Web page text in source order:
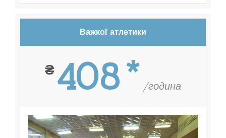
Важкої атлетики
₴408* /година